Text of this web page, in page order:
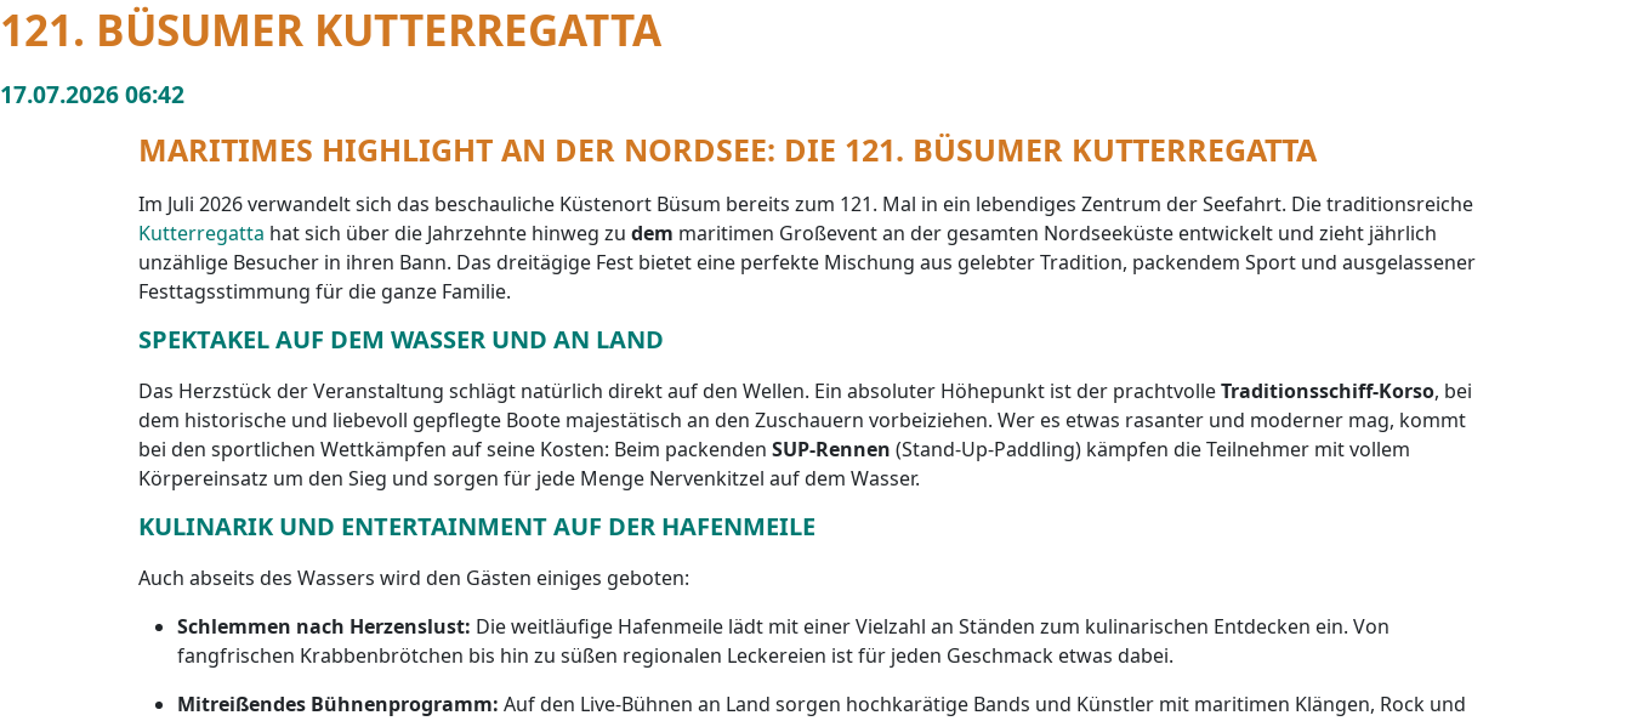
121. BÜSUMER KUTTERREGATTA
17.07.2026 06:42
MARITIMES HIGHLIGHT AN DER NORDSEE: DIE 121. BÜSUMER KUTTERREGATTA
Im Juli 2026 verwandelt sich das beschauliche Küstenort Büsum bereits zum 121. Mal in ein lebendiges Zentrum der Seefahrt. Die traditionsreiche
Kutterregatta hat sich über die Jahrzehnte hinweg zu dem maritimen Großevent an der gesamten Nordseeküste entwickelt und zieht jährlich
unzählige Besucher in ihren Bann. Das dreitägige Fest bietet eine perfekte Mischung aus gelebter Tradition, packendem Sport und ausgelassener
Festtagsstimmung für die ganze Familie.
SPEKTAKEL AUF DEM WASSER UND AN LAND
Das Herzstück der Veranstaltung schlägt natürlich direkt auf den Wellen. Ein absoluter Höhepunkt ist der prachtvolleTraditionsschiff-Korso, bei
dem historische und liebevoll gepflegte Boote majestätisch an den Zuschauern vorbeiziehen. Wer es etwas rasanter und moderner mag, kommt
bei den sportlichen Wettkämpfen auf seine Kosten: Beim packenden SUP-Rennen (Stand-Up-Paddling) kämpfen die Teilnehmer mit vollem
Körpereinsatz um den Sieg und sorgen für jede Menge Nervenkitzel auf dem Wasser.
KULINARIK UND ENTERTAINMENT AUF DER HAFENMEILE
Auch abseits des Wassers wird den Gästen einiges geboten:
Schlemmen nach Herzenslust: Die weitläufige Hafenmeile lädt mit einer Vielzahl an Ständen zum kulinarischen Entdecken ein. Von
fangfrischen Krabbenbrötchen bis hin zu süßen regionalen Leckereien ist für jeden Geschmack etwas dabei.
Mitreißendes Bühnenprogramm: Auf den Live-Bühnen an Land sorgen hochkarätige Bands und Künstler mit maritimen Klängen, Rock und